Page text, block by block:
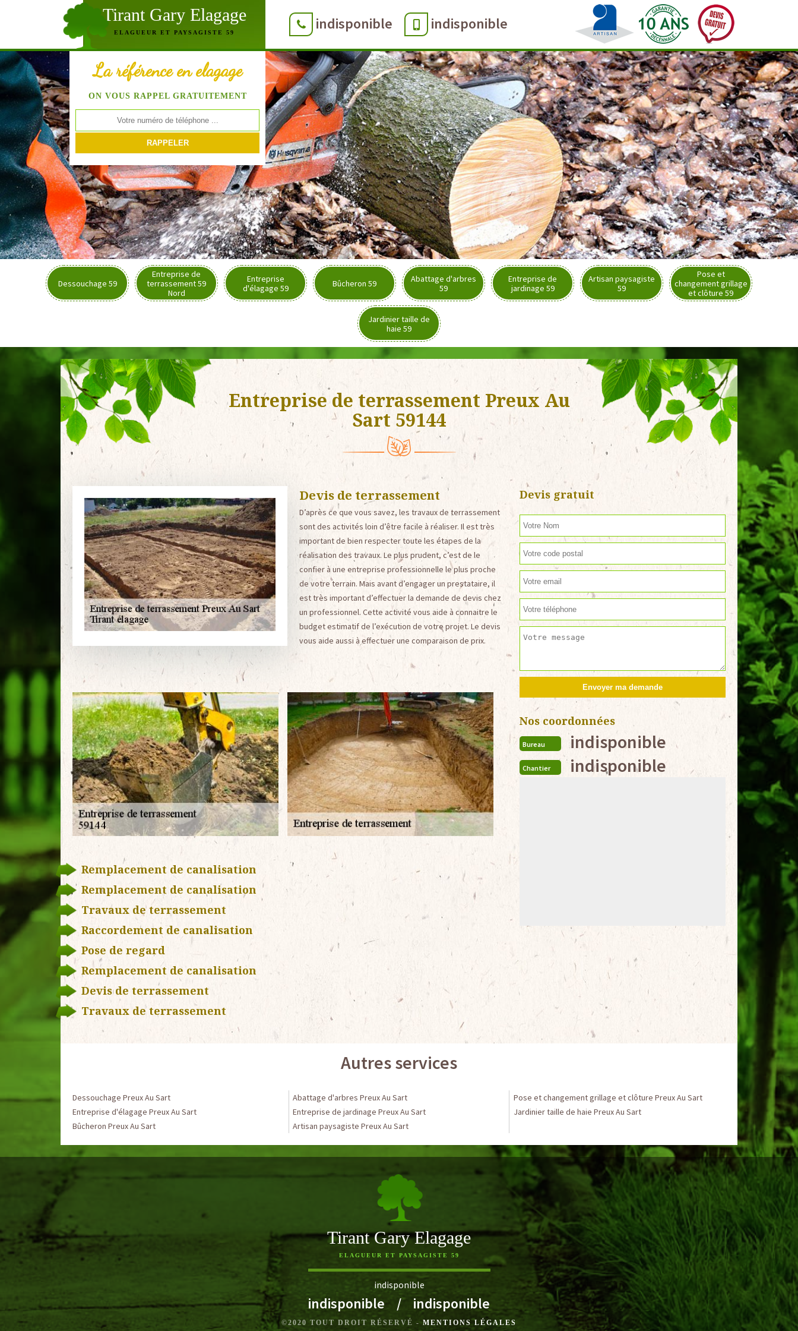
Tirant Gary Elagage
ELAGUEUR ET PAYSAGISTE 59 indisponible indisponible
La référence en elagage
ON VOUS RAPPEL GRATUITEMENT
Dessouchage 59
Entreprise de
terrassement 59
Nord
Entreprise
d'élagage 59
Bûcheron 59
Abattage d'arbres
59
Entreprise de
jardinage 59
Artisan paysagiste
59
Pose et
changement grillage
et clôture 59
Jardinier taille de
haie 59
Entreprise de terrassement Preux Au
Sart 59144
Devis de terrassement
D’après ce que vous savez, les travaux de terrassement
sont des activités loin d’être facile à réaliser. Il est très
important de bien respecter toute les étapes de la
réalisation des travaux. Le plus prudent, c’est de le
confier à une entreprise professionnelle le plus proche
de votre terrain. Mais avant d’engager un prestataire, il
est très important d’effectuer la demande de devis chez
un professionnel. Cette activité vous aide à connaitre le
budget estimatif de l’exécution de votre projet. Le devis
vous aide aussi à effectuer une comparaison de prix.
Remplacement de canalisation
Remplacement de canalisation
Travaux de terrassement
Raccordement de canalisation
Pose de regard
Remplacement de canalisation
Devis de terrassement
Travaux de terrassement
Devis gratuit
Nos coordonnées
Bureau indisponible
Chantier indisponible
Autres services
Dessouchage Preux Au Sart
Entreprise d'élagage Preux Au Sart
Bûcheron Preux Au Sart
Abattage d'arbres Preux Au Sart
Entreprise de jardinage Preux Au Sart
Artisan paysagiste Preux Au Sart
Pose et changement grillage et clôture Preux Au Sart
Jardinier taille de haie Preux Au Sart
Tirant Gary Elagage
ELAGUEUR ET PAYSAGISTE 59
indisponible
indisponible / indisponible
©2020 TOUT DROIT RÉSERVÉ -MENTIONS LÉGALES